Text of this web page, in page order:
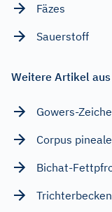
Fäzes
Sauerstoff
Weitere Artikel
Gowers-
Corpus pineale
Bichat-
Trichterbecken